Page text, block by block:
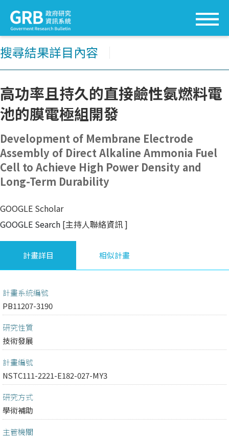
搜尋結果詳目內容
高功率且持久的直接鹼性氨燃料電
池的膜電極組開發
Development of Membrane Electrode
Assembly of Direct Alkaline Ammonia Fuel
Cell to Achieve High Power Density and
Long-Term Durability
GOOGLE Scholar
GOOGLE Search [主持人聯絡資訊]
計畫詳目 相似計畫
計畫系統編號
PB11207-3190
研究性質
技術發展
計畫編號
NSTC111-2221-E182-027-MY3
研究方式
學術補助
主管機關